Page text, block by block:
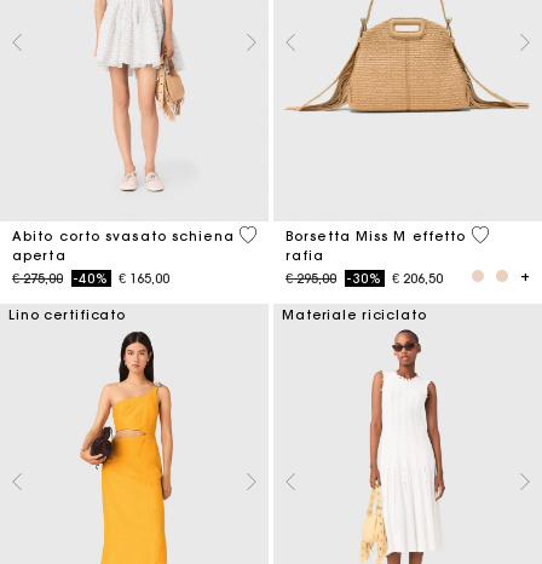
Abito corto svasato schiena
aperta
Price reduced from
€ 275,00to-40% € 165,00
3,7 out of 5 Customer Rating
Borsetta Miss M effetto
rafia
Price reduced from
€ 295,00to-30% € 206,50
4,5 out
Lino certificato Materiale riciclato